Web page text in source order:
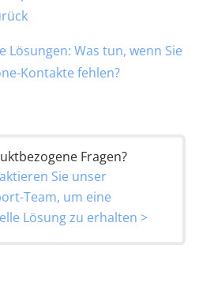
Lösungen: Was tun, wenn Sie
Kontakte fehlen?
Fragen?
Sie unser
Team, um eine
Lösung zu erhalten >